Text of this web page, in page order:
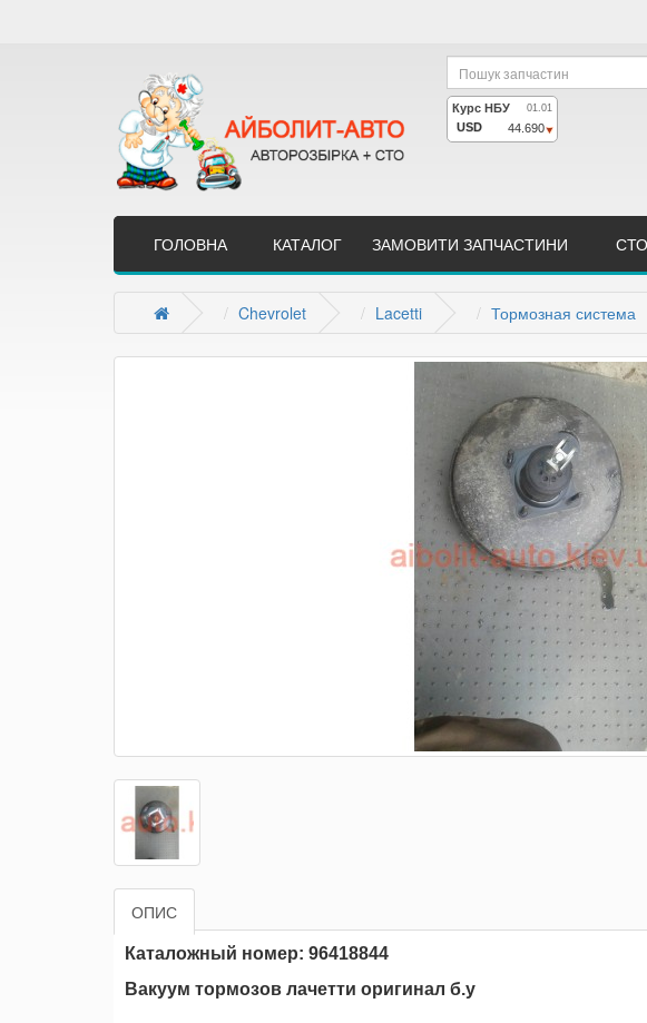
ГОЛОВНА КАТАЛОГ ЗАМОВИТИ ЗАПЧАСТИНИ СТО
Chevrolet Lacetti Тормозная система
ОПИС
Каталожный номер: 96418844
Вакуум тормозов лачетти оригинал б.у